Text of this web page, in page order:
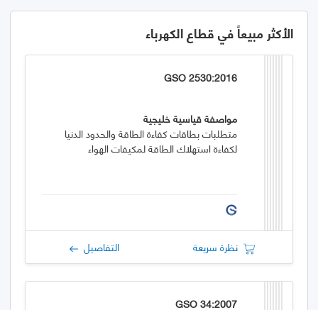
الأكثر مبيعاً في قطاع الكهرباء
GSO 2530:2016
مواصفة قياسية خليجية
متطلبات بطاقات كفاءة الطاقة والحدود الدنيا
لكفاءة استهلاك الطاقة لمكيفات الهواء
نظرة سريعة التفاصيل
GSO 34:2007